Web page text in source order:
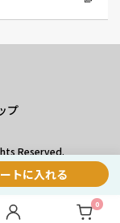
トに入れる
プ
Reserved.
0